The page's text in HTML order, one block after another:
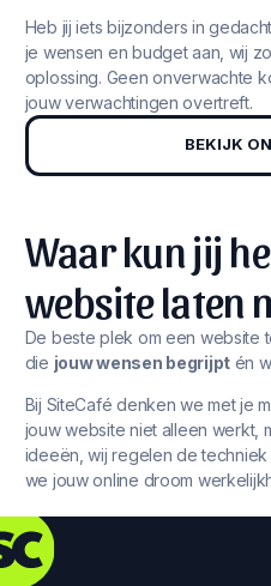
Heb jij iets bijzonders in
je wensen en budget aan, wij
oplossing. Geen onverwachte
jouw verwachtingen overtreft.
BEKIJK
Waar kun jij
website laten
De beste plek om een website
die jouw wensen begrijpt én
Bij SiteCafé denken we met je
jouw website niet alleen werkt,
ideeën, wij regelen de techniek
we jouw online droom